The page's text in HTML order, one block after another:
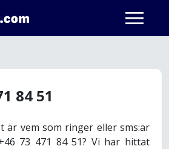
84 51
är vem som ringer eller sms:ar
73 471 84 51? Vi har hittat